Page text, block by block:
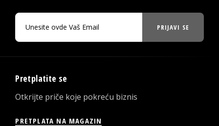
PRIJAVI SE
Pretplatite se
Otkrijte priče koje pokreću biznis
PRETPLATA NA MAGAZIN